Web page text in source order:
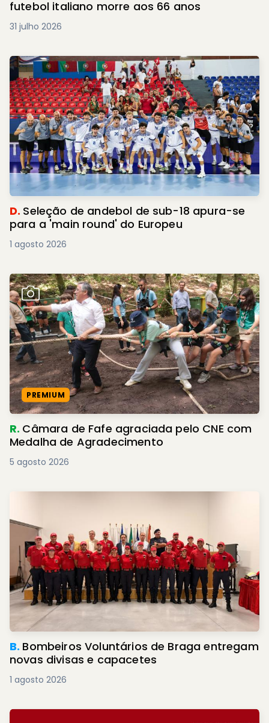
futebol italiano morre aos 66 anos
31 julho 2026
D. Seleção de andebol de sub-18 apura-se
para a 'main round' do Europeu
1 agosto 2026
PREMIUM
R. Câmara de Fafe agraciada pelo CNE com
Medalha de Agradecimento
5 agosto 2026
B. Bombeiros Voluntários de Braga entregam
novas divisas e capacetes
1 agosto 2026